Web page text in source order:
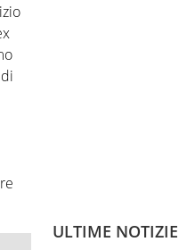
ULTIME NOTIZIE